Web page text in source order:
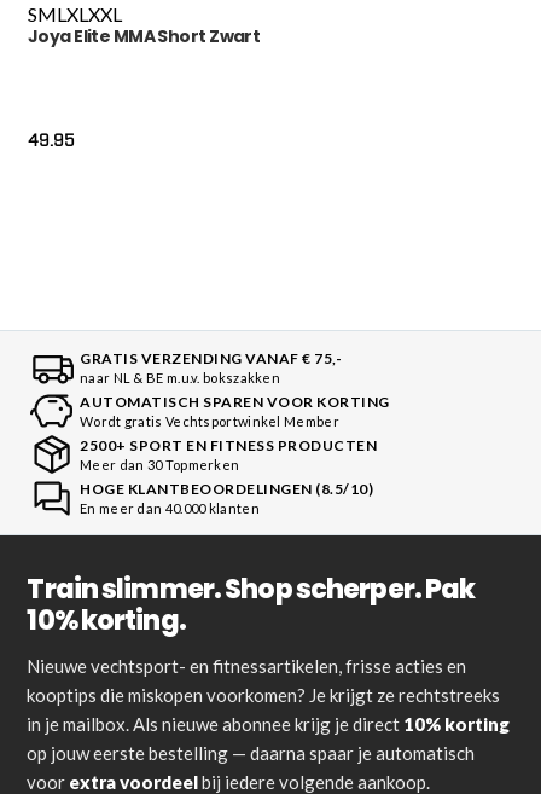
SML XL XXL
Joya Elite MMA Short Zwart
49.95
GRATIS VERZENDING VANAF € 75,-
naar NL & BE m.u.v. bokszakken
AUTOMATISCH SPAREN VOOR KORTING
Wordt gratis Vechtsportwinkel Member
2500+ SPORT EN FITNESS PRODUCTEN
Meer dan 30 Topmerken
HOGE KLANTBEOORDELINGEN (8.5/10)
En meer dan 40.000 klanten
Train slimmer. Shop scherper. Pak
10% korting.
Nieuwe vechtsport- en fitnessartikelen, frisse acties en
kooptips die miskopen voorkomen? Je krijgt ze rechtstreeks
in je mailbox. Als nieuwe abonnee krijg je direct 10% korting
op jouw eerste bestelling — daarna spaar je automatisch
voor extra voordeelbij iedere volgende aankoop.